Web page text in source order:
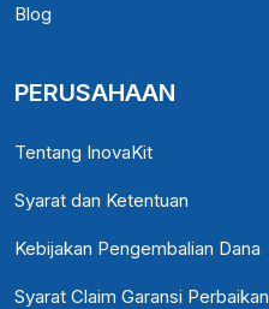
Blog
PERUSAHAAN
Tentang InovaKit
Syarat dan Ketentuan
Kebijakan Pengembalian Dana
Syarat Claim Garansi Perbaikan